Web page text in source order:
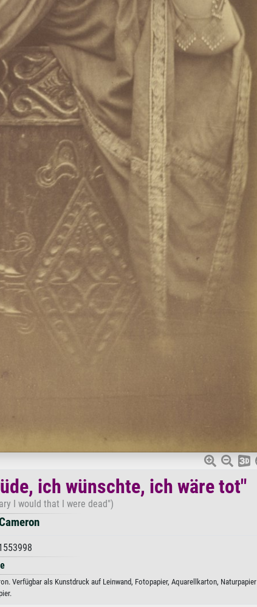
ich wünschte, ich wäre tot"
I would that I were dead")
Verfügbar als Kunstdruck auf Leinwand, Fotopapier, Aquarellkarton, Naturpapier